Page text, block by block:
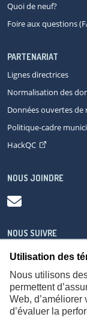
Utilisation des
Nous utilisons
permettent
Web,
d’évaluer la
Quoi de neuf?
Foire aux questions
PARTENARIAT
Lignes directrices
Normalisation des
Données ouvertes de
Politique-cadre
HackQC
NOUS JOINDRE
NOUS SUIVRE
À propos